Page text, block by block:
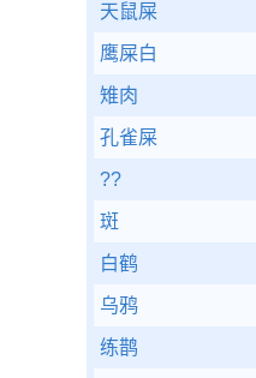
天鼠屎
鹰屎白
雉肉
孔雀屎
??
斑
白鹤
乌鸦
练鹊